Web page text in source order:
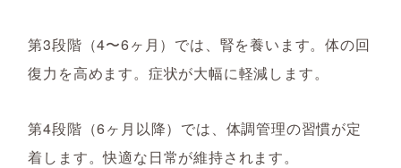
第3段階（4〜6ヶ月）では、腎を養います。体の回
復力を高めます。症状が大幅に軽減します。
第4段階（6ヶ月以降）では、体調管理の習慣が定
着します。快適な日常が維持されます。